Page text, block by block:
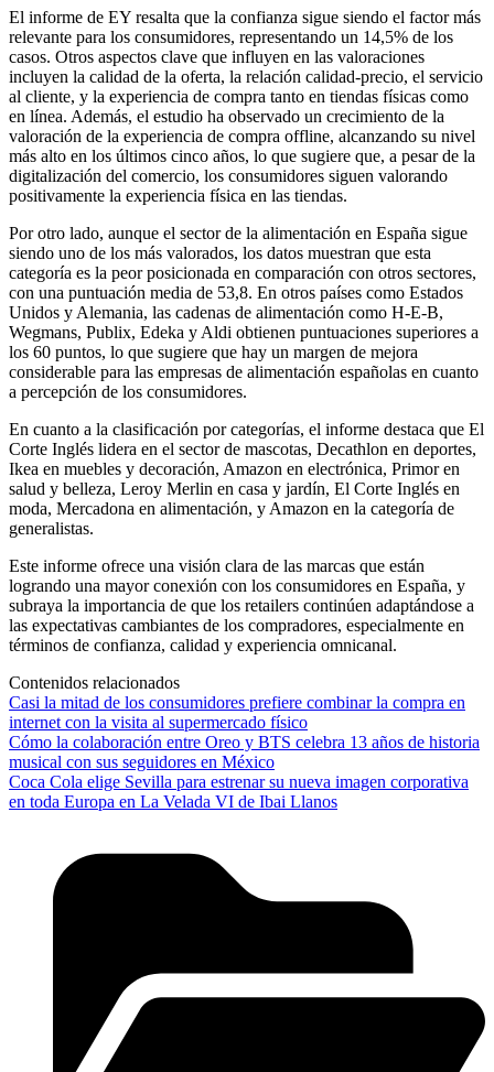
El informe de EY resalta que la confianza sigue siendo el factor más
relevante para los consumidores, representando un 14,5% de los
casos. Otros aspectos clave que influyen en las valoraciones
incluyen la calidad de la oferta, la relación calidad-precio, el servicio
al cliente, y la experiencia de compra tanto en tiendas físicas como
en línea. Además, el estudio ha observado un crecimiento de la
valoración de la experiencia de compra offline, alcanzando su nivel
más alto en los últimos cinco años, lo que sugiere que, a pesar de la
digitalización del comercio, los consumidores siguen valorando
positivamente la experiencia física en las tiendas.
Por otro lado, aunque el sector de la alimentación en España sigue
siendo uno de los más valorados, los datos muestran que esta
categoría es la peor posicionada en comparación con otros sectores,
con una puntuación media de 53,8. En otros países como Estados
Unidos y Alemania, las cadenas de alimentación como H-E-B,
Wegmans, Publix, Edeka y Aldi obtienen puntuaciones superiores a
los 60 puntos, lo que sugiere que hay un margen de mejora
considerable para las empresas de alimentación españolas en cuanto
a percepción de los consumidores.
En cuanto a la clasificación por categorías, el informe destaca que El
Corte Inglés lidera en el sector de mascotas, Decathlon en deportes,
Ikea en muebles y decoración, Amazon en electrónica, Primor en
salud y belleza, Leroy Merlin en casa y jardín, El Corte Inglés en
moda, Mercadona en alimentación, y Amazon en la categoría de
generalistas.
Este informe ofrece una visión clara de las marcas que están
logrando una mayor conexión con los consumidores en España, y
subraya la importancia de que los retailers continúen adaptándose a
las expectativas cambiantes de los compradores, especialmente en
términos de confianza, calidad y experiencia omnicanal.
Contenidos relacionados
Casi la mitad de los consumidores prefiere combinar la compra en
internet con la visita al supermercado físico
Cómo la colaboración entre Oreo y BTS celebra 13 años de historia
musical con sus seguidores en México
Coca Cola elige Sevilla para estrenar su nueva imagen corporativa
en toda Europa en La Velada VI de Ibai Llanos